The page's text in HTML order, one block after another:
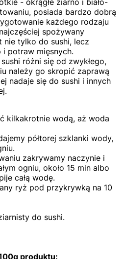
posiada bardzo dobrą
każdego rodzaju
spożywany
nie tylko do sushi, lecz
i potraw mięsnych.
różni się od zwykłego,
należy go skropić zaprawą
nadaje się do sushi i innych
kilkakrotnie wodą, aż woda
półtorej szklanki wody,
zakrywamy naczynie i
ogniu, około 15 min albo
całą wodę.
ryż pod przykrywką na 10
do sushi.
produktu: